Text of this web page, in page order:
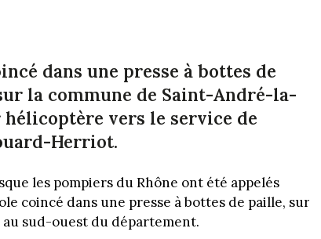
dans une presse à bottes de
la commune de Saint-André-la-
hélicoptère vers le service de
Herriot.
les pompiers du Rhône ont été appelés
coincé dans une presse à bottes de paille, sur
sud-ouest du département.